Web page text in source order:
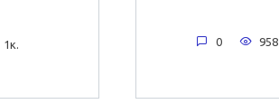
1к. 0 958